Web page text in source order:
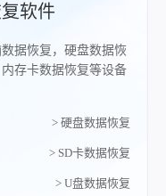
软件
据恢复，硬盘数据恢
存卡数据恢复等设备
> 硬盘数据恢复
> SD卡数据恢复
> U盘数据恢复